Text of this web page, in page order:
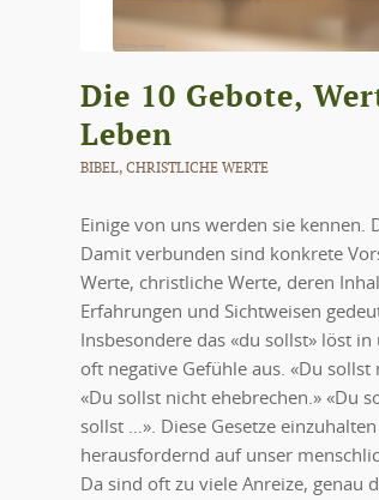
Die 10 Gebote,
Leben
BIBEL, CHRISTLICHE WERTE
Einige von uns werden sie kennen.
Damit verbunden sind konkrete
Werte, christliche Werte, deren
Erfahrungen und Sichtweisen
Insbesondere das «du sollst» löst
oft negative Gefühle aus. «Du sollst
«Du sollst nicht ehebrechen.» «Du
sollst …». Diese Gesetze
herausfordernd auf unser
Da sind oft zu viele Anreize, genau